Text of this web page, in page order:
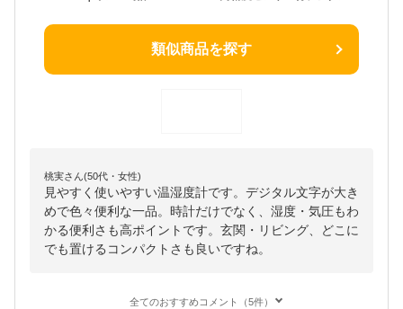
類似商品を探す
桃実さん(50代・女性)
見やすく使いやすい温湿度計です。デジタル文字が大き
めで色々便利な一品。時計だけでなく、湿度・気圧もわ
かる便利さも高ポイントです。玄関・リビング、どこに
でも置けるコンパクトさも良いですね。
全てのおすすめコメント（5件）